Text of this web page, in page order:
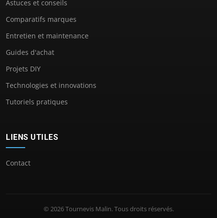
Astuces et conseils
Comparatifs marques
Entretien et maintenance
Guides d'achat
Projets DIY
Technologies et innovations
Tutoriels pratiques
LIENS UTILES
Contact
© 2026 Tournevis Malin. Tous droits réservés.